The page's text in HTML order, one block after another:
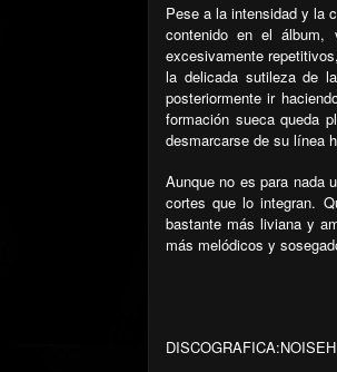
Pese a la intensidad y la
contenido en el álbum,
excesivamente
la delicada sutileza de
posteriormente ir
formación sueca queda
desmarcarse de su línea
Aunque no es para nada
cortes que lo integran.
bastante más liviana y
más melódicos y